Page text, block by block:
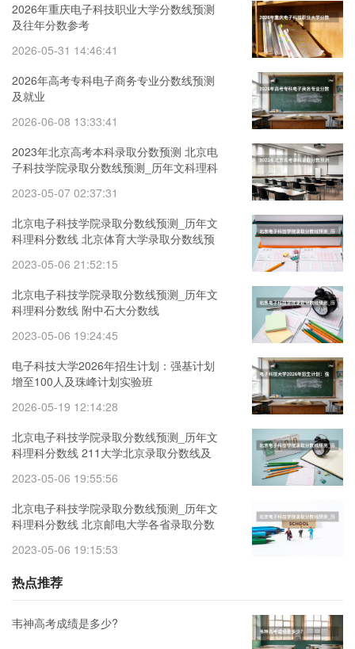
2026年重庆电子科技职业大学分数线预测
及往年分数参考
2026-05-31 14:46:41
2026年高考专科电子商务专业分数线预测
及就业
2026-06-08 13:33:41
2023年北京高考本科录取分数预测 北京电
子科技学院录取分数线预测_历年文科理科
2023-05-07 02:37:31
北京电子科技学院录取分数线预测_历年文
科理科分数线 北京体育大学录取分数线预
2023-05-06 21:52:15
北京电子科技学院录取分数线预测_历年文
科理科分数线 附中石大分数线
2023-05-06 19:24:45
电子科技大学2026年招生计划：强基计划
增至100人及珠峰计划实验班
2026-05-19 12:14:28
北京电子科技学院录取分数线预测_历年文
科理科分数线 211大学北京录取分数线及
2023-05-06 19:55:56
北京电子科技学院录取分数线预测_历年文
科理科分数线 北京邮电大学各省录取分数
2023-05-06 19:15:53
热点推荐
韦神高考成绩是多少?